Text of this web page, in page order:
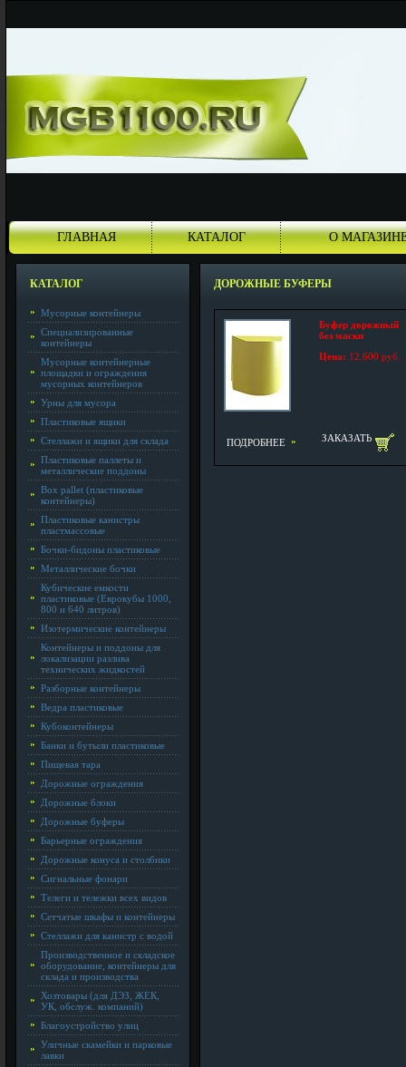
ГЛАВНАЯ КАТАЛОГ О
КАТАЛОГ
Мусорные контейнеры
Специализированные
контейнеры
Мусорные контейнерные
площадки и ограждения
мусорных контейнеров
Урны для мусора
Пластиковые ящики
Стеллажи и ящики для склада
Пластиковые паллеты и
металлические поддоны
Box pallet (пластиковые
контейнеры)
Пластиковые канистры
пластмассовые
Бочки-бидоны пластиковые
Металлические бочки
Кубические емкости
пластиковые (Еврокубы 1000,
800 и 640 литров)
Изотермические контейнеры
Контейнеры и поддоны для
локализации разлива
технических жидкостей
Разборные контейнеры
Ведра пластиковые
Кубоконтейнеры
Банки и бутыли пластиковые
Пищевая тара
Дорожные ограждения
Дорожные блоки
Дорожные буферы
Барьерные ограждения
Дорожные конуса и столбики
Сигнальные фонари
Телеги и тележки всех видов
Сетчатые шкафы и контейнеры
Стеллажи для канистр с водой
Производственное и складское
оборудование, контейнеры для
склада и производства
Хозтовары (для ДЭЗ, ЖЕК,
УК, обслуж. компаний)
Благоустройство улиц
Уличные скамейки и парковые
лавки
ДОРОЖНЫЕ БУФЕРЫ
Буфер дорожный
без маски
Цена: 12.600 руб.
ПОДРОБНЕЕ ЗАКАЗАТЬ